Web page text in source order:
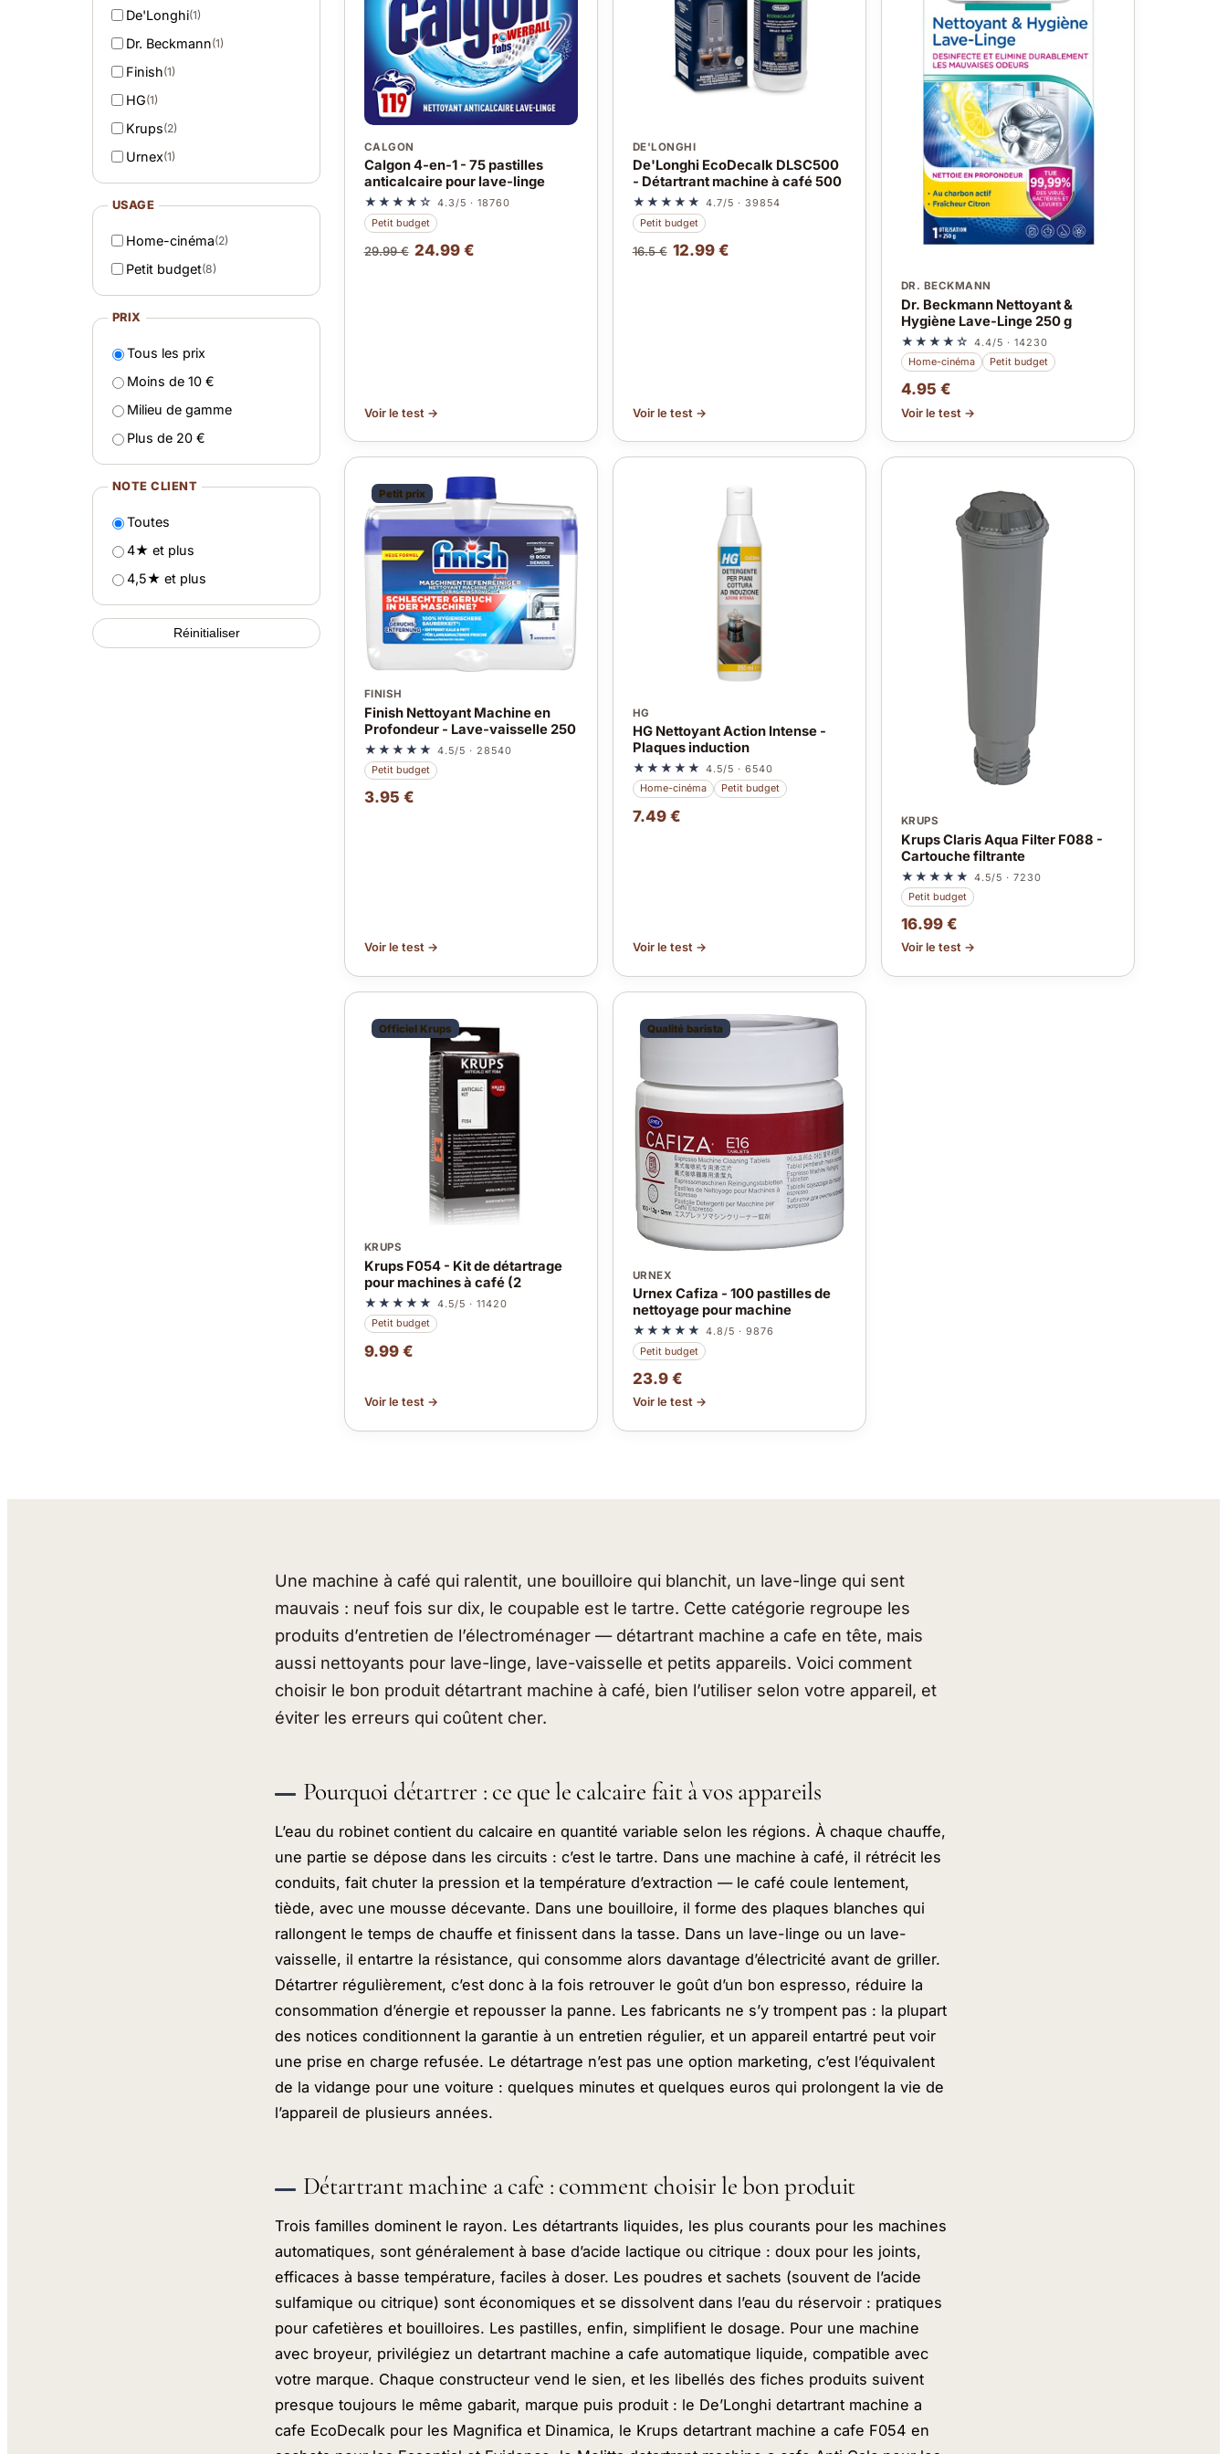
De'Longhi(1)
Dr. Beckmann(1)
Finish(1)
HG(1)
Krups(2)
Urnex(1)
USAGE
Home-cinéma(2)
Petit budget(8)
PRIX
Tous les prix
Moins de 10 €
Milieu de gamme
Plus de 20 €
NOTE CLIENT
Toutes
4★ et plus
4,5★ et plus
Réinitialiser
CALGON
Calgon 4-en-1 - 75 pastilles
anticalcaire pour lave-linge
★★★★☆ 4.3/5 · 18760
Petit budget
29.99 € 24.99 €
Voir le test →
DE'LONGHI
De'Longhi EcoDecalk DLSC500
- Détartrant machine à café 500
★★★★★ 4.7/5 · 39854
Petit budget
16.5 € 12.99 €
Voir le test →
DR. BECKMANN
Dr. Beckmann Nettoyant &
Hygiène Lave-Linge 250 g
★★★★☆ 4.4/5 · 14230
Home-cinéma
Petit budget
4.95 €
Voir le test →
Petit prix
FINISH
Finish Nettoyant Machine en
Profondeur - Lave-vaisselle 250
★★★★★ 4.5/5 · 28540
Petit budget
3.95 €
Voir le test →
HG
HG Nettoyant Action Intense -
Plaques induction
★★★★★ 4.5/5 · 6540
Home-cinéma
Petit budget
7.49 €
Voir le test →
KRUPS
Krups Claris Aqua Filter F088 -
Cartouche filtrante
★★★★★ 4.5/5 · 7230
Petit budget
16.99 €
Voir le test →
Officiel Krups
KRUPS
Krups F054 - Kit de détartrage
pour machines à café (2
★★★★★ 4.5/5 · 11420
Petit budget
9.99 €
Voir le test →
Qualité barista
URNEX
Urnex Cafiza - 100 pastilles de
nettoyage pour machine
★★★★★ 4.8/5 · 9876
Petit budget
23.9 €
Voir le test →
Une machine à café qui ralentit, une bouilloire qui blanchit, un lave-linge qui sent
mauvais : neuf fois sur dix, le coupable est le tartre. Cette catégorie regroupe les
produits d’entretien de l’électroménager — détartrant machine a cafe en tête, mais
aussi nettoyants pour lave-linge, lave-vaisselle et petits appareils. Voici comment
choisir le bon produit détartrant machine à café, bien l’utiliser selon votre appareil, et
éviter les erreurs qui coûtent cher.
Pourquoi détartrer : ce que le calcaire fait à vos appareils
L’eau du robinet contient du calcaire en quantité variable selon les régions. À chaque chauffe,
une partie se dépose dans les circuits : c’est le tartre. Dans une machine à café, il rétrécit les
conduits, fait chuter la pression et la température d’extraction — le café coule lentement,
tiède, avec une mousse décevante. Dans une bouilloire, il forme des plaques blanches qui
rallongent le temps de chauffe et finissent dans la tasse. Dans un lave-linge ou un lave-
vaisselle, il entartre la résistance, qui consomme alors davantage d’électricité avant de griller.
Détartrer régulièrement, c’est donc à la fois retrouver le goût d’un bon espresso, réduire la
consommation d’énergie et repousser la panne. Les fabricants ne s’y trompent pas : la plupart
des notices conditionnent la garantie à un entretien régulier, et un appareil entartré peut voir
une prise en charge refusée. Le détartrage n’est pas une option marketing, c’est l’équivalent
de la vidange pour une voiture : quelques minutes et quelques euros qui prolongent la vie de
l’appareil de plusieurs années.
Détartrant machine a cafe : comment choisir le bon produit
Trois familles dominent le rayon. Les détartrants liquides, les plus courants pour les machines
automatiques, sont généralement à base d’acide lactique ou citrique : doux pour les joints,
efficaces à basse température, faciles à doser. Les poudres et sachets (souvent de l’acide
sulfamique ou citrique) sont économiques et se dissolvent dans l’eau du réservoir : pratiques
pour cafetières et bouilloires. Les pastilles, enfin, simplifient le dosage. Pour une machine
avec broyeur, privilégiez un detartrant machine a cafe automatique liquide, compatible avec
votre marque. Chaque constructeur vend le sien, et les libellés des fiches produits suivent
presque toujours le même gabarit, marque puis produit : le De’Longhi detartrant machine a
cafe EcoDecalk pour les Magnifica et Dinamica, le Krups detartrant machine a cafe F054 en